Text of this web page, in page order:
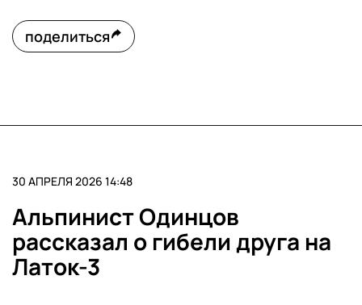
поделиться
30 АПРЕЛЯ 2026 14:48
Альпинист Одинцов
рассказал о гибели друга на
Латок-3